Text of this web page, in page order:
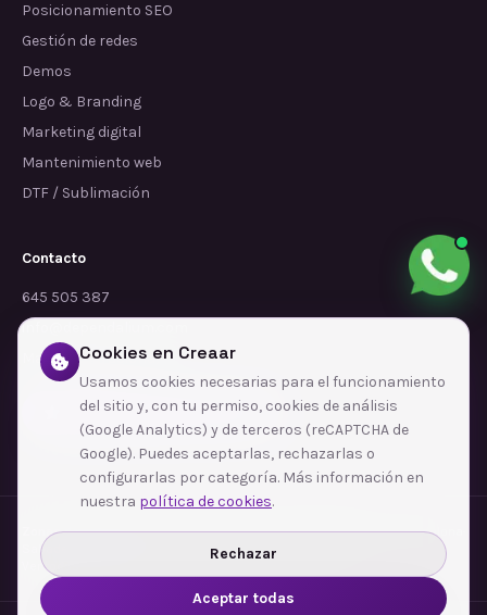
Posicionamiento SEO
Gestión de redes
Demos
Logo & Branding
Marketing digital
Mantenimiento web
DTF / Sublimación
Contacto
645 505 387
info@dependalium.com
Mataró (Barcelona)
Déjanos tu reseña en Google
Zonas de cobertura·Barcelona·L'Hospitalet de Llobregat·Terrassa·Badalona
Sabadell
Santa Coloma de Gramenet
Ver todas las zonas →
Cookies en Creaar
Usamos cookies necesarias para el funcionamiento
del sitio y, con tu permiso, cookies de análisis
(Google Analytics) y de terceros (reCAPTCHA de
Google). Puedes aceptarlas, rechazarlas o
configurarlas por categoría. Más información en
nuestra política de cookies.
Rechazar
Aceptar todas